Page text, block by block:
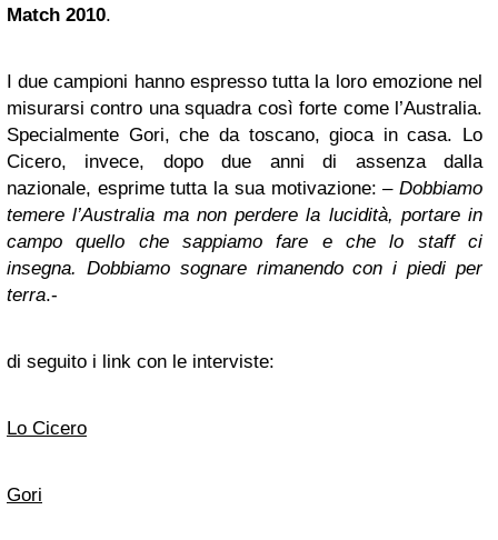
Match 2010.
I due campioni hanno espresso tutta la loro emozione nel
misurarsi contro una squadra così forte come l’Australia.
Specialmente Gori, che da toscano, gioca in casa. Lo
Cicero, invece, dopo due anni di assenza dalla
nazionale, esprime tutta la sua motivazione: – Dobbiamo
temere l’Australia ma non perdere la lucidità, portare in
campo quello che sappiamo fare e che lo staff ci
insegna. Dobbiamo sognare rimanendo con i piedi per
terra.-
di seguito i link con le interviste:
Lo Cicero
Gori